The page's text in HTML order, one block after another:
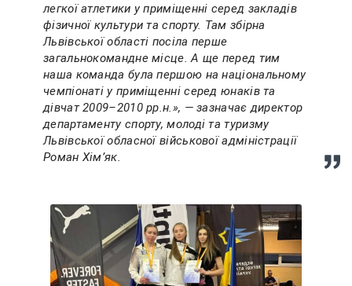
легкої атлетики у приміщенні серед закладів
фізичної культури та спорту. Там збірна
Львівської області посіла перше
загальнокомандне місце. А ще перед тим
наша команда була першою на національному
чемпіонаті у приміщенні серед юнаків та
дівчат 2009–2010 рр.н.», — зазначає директор
департаменту спорту, молоді та туризму
Львівської обласної військової адміністрації
Роман Хімʼяк.